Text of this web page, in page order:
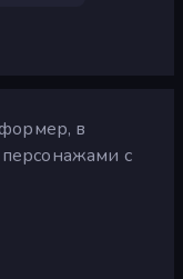
в
с